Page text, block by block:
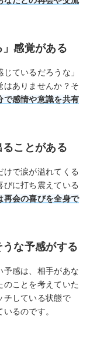
感覚がある
ているだろうな」
はありませんか？そ
で感情や意識を共有
ことがある
で涙が溢れてくる
に打ち震えている
再会の喜びを全身で
な予感がする
予感は、相手があな
のことを考えていた
チしている状態で
るのです。